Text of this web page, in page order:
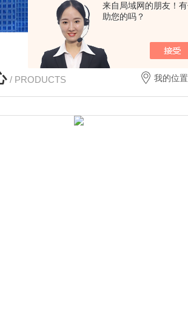
来自局域网的朋友！
助您的吗？
/ PRODUCTS 我的位置